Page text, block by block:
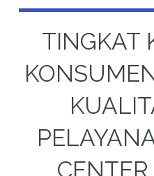
TINGKAT